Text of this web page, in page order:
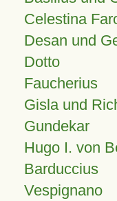
Celestina
Desan und
Dotto
Faucherius
Gisla und
Gundekar
Hugo I. von
Vespignano